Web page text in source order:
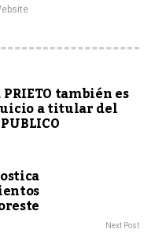
también es
a titular del
Next Post